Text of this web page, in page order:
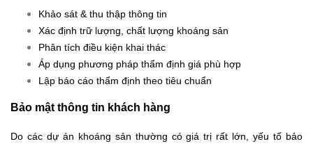
Khảo sát & thu thập thông tin
Xác định trữ lượng, chất lượng khoáng sản
Phân tích điều kiện khai thác
Áp dụng phương pháp thẩm định giá phù hợp
Lập báo cáo thẩm định theo tiêu chuẩn
Bảo mật thông tin khách hàng
Do các dự án khoáng sản thường có giá trị rất lớn, yếu tố bảo